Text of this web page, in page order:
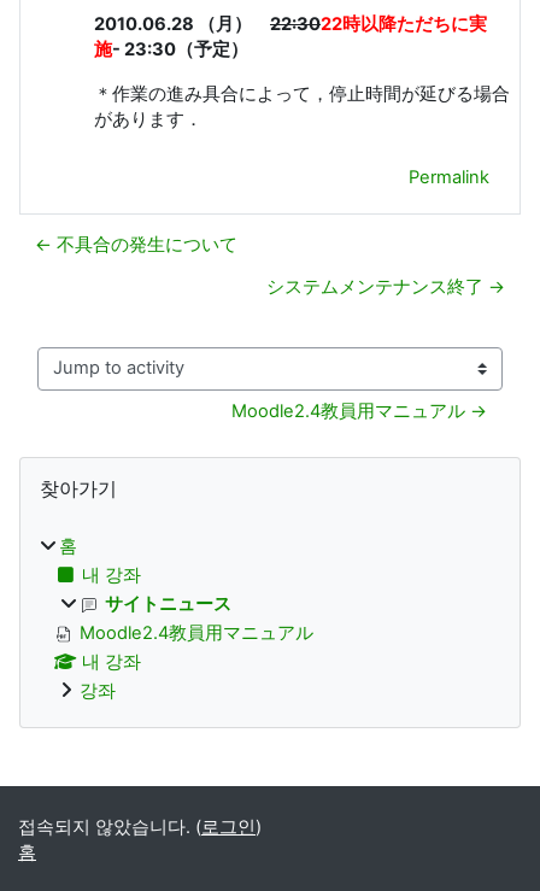
2010.06.28 （月） 22:3022時以降ただちに実
施- 23:30（予定）
＊作業の進み具合によって，停止時間が延びる場合
があります．
Permalink
← 不具合の発生について
システムメンテナンス終了 →
Jump to activity
Moodle2.4教員用マニュアル →
블록
찾아가기
홈
내 강좌
サイトニュース
Moodle2.4教員用マニュアル
내 강좌
강좌
Supplementary blocks
접속되지 않았습니다. (로그인)
홈